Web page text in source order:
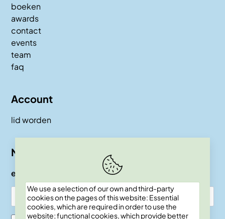
We use a selection of our own and third-party
cookies on the pages of this website: Essential
cookies, which are required in order to use the
website; functional cookies, which provide better
boeken
awards
contact
events
team
faq
Account
lid worden
Nieuwsbrief
e-mail